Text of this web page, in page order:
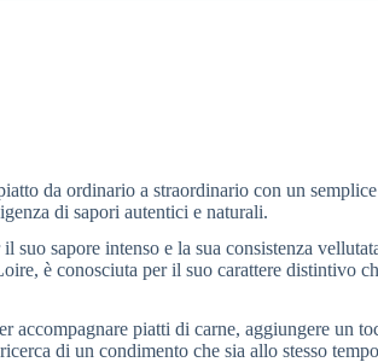
da ordinario a straordinario con un
di sapori autentici e naturali.
sapore intenso e la sua consistenza
è conosciuta per il suo carattere distintivo
accompagnare piatti di carne, aggiungere un
di un condimento che sia allo stesso